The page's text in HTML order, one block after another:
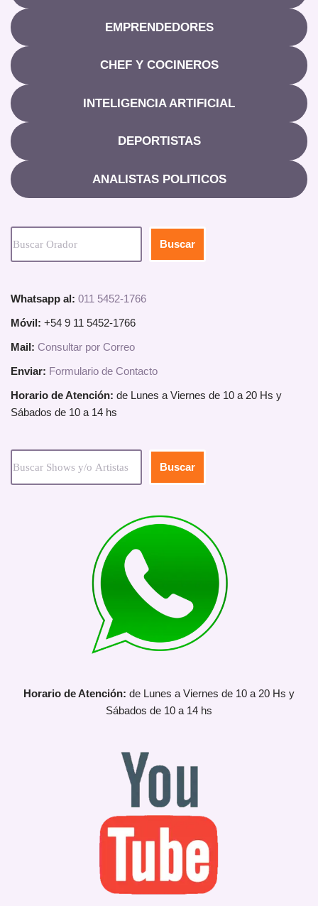
EMPRENDEDORES
CHEF Y COCINEROS
INTELIGENCIA ARTIFICIAL
DEPORTISTAS
ANALISTAS POLITICOS
Buscar
Whatsapp al: 011 5452-1766
Móvil: +54 9 11 5452-1766
Mail: Consultar por Correo
Enviar: Formulario de Contacto
Horario de Atención: de Lunes a Viernes de 10 a 20 Hs y
Sábados de 10 a 14 hs
Buscar
Horario de Atención: de Lunes a Viernes de 10 a 20 Hs y
Sábados de 10 a 14 hs